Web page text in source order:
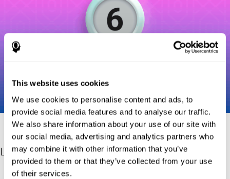
This website uses cookies
We use cookies to personalise content and ads, to
provide social media features and to analyse our traffic.
We also share information about your use of our site with
our social media, advertising and analytics partners who
may combine it with other information that you’ve
provided to them or that they’ve collected from your use
of their services.
Les références
Robertson, I.H., Manly, T., Andrade, J., Baddeley, B.T., Yiend, J.